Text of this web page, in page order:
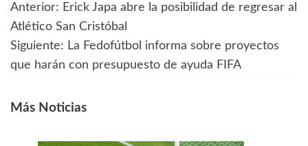
Navegación
de
entradas
Anterior: Erick Japa abre la posibilidad de regresar al
Atlético San Cristóbal
Siguiente: La Fedofútbol informa sobre proyectos
que harán con presupuesto de ayuda FIFA
Más Noticias